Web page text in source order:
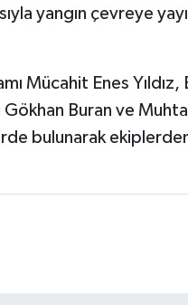
yangın çevreye
Mücahit Enes
Buran ve
bulunarak